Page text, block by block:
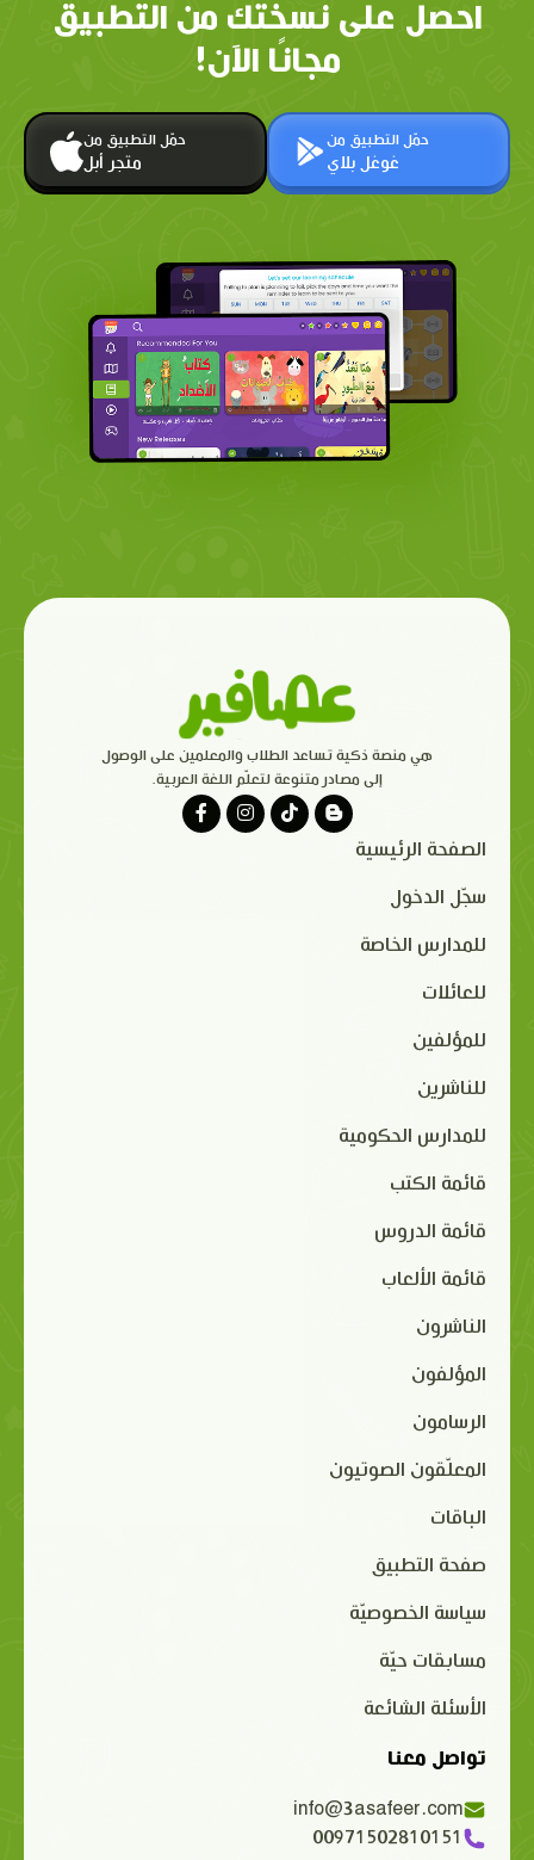
احصل على نسختك من التطبيق
مجانًا الآن!
حمّل التطبيق من
متجر أبل
حمّل التطبيق من
غوغل بلاي
هي منصة ذكية تساعد الطلاب والمعلمين على الوصول
إلى مصادر متنوعة لتعلّم اللغة العربية.
الصفحة الرئيسية
سجّل الدخول
للمدارس الخاصة
للعائلات
للمؤلفين
للناشرين
للمدارس الحكومية
قائمة الكتب
قائمة الدروس
قائمة الألعاب
الناشرون
المؤلفون
الرسامون
المعلّقون الصوتيون
الباقات
صفحة التطبيق
سياسة الخصوصيّة
مسابقات حيّة
الأسئلة الشائعة
تواصل معنا
info@3asafeer.com
00971502810151